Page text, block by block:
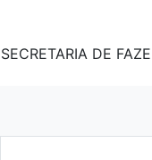
SECRETARIA DE